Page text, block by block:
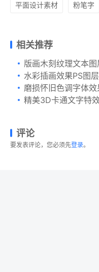
平面设计素材 粉笔字
相关推荐
版画木刻纹理文本
水彩插画效果PS图层
磨损怀旧色调字体
精美3D卡通文字特
评论
要发表评论，您必须先登录。